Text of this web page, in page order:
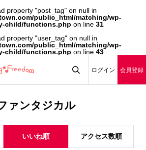
property "post_tag" on null in
public_html/matching/wp-
child/functions.php on line 31
property "user_tag" on null in
public_html/matching/wp-
child/functions.php on line 43
ログイン 会員登録
ァンタジカル
いいね順 アクセス数順